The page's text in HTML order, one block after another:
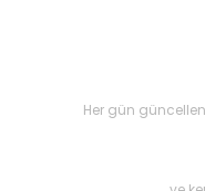
Her gün